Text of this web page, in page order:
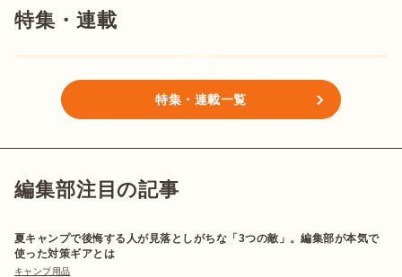
特集・連載
特集・連載一覧
編集部注目の記事
夏キャンプで後悔する人が見落としがちな「3つの敵」。編集部が本気で
使った対策ギアとは
キャンプ用品